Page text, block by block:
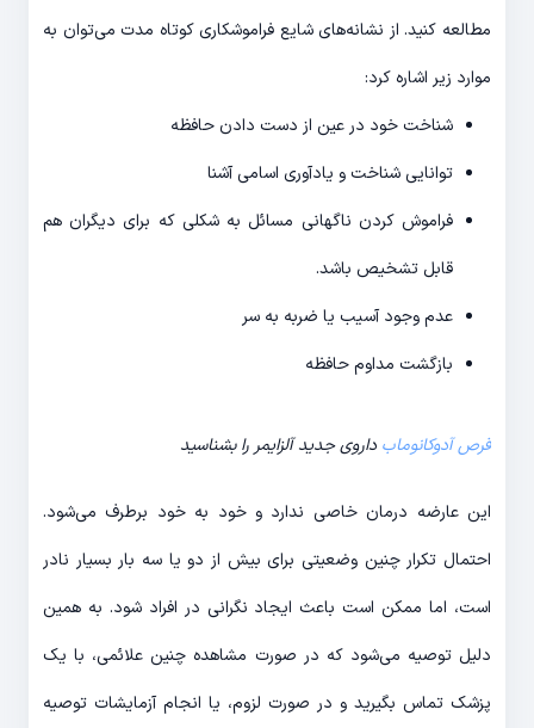
مطالعه کنید. از نشانه‌های شایع فراموشکاری کوتاه مدت می‌توان به
موارد زیر اشاره کرد:
شناخت خود در عین از دست دادن حافظه
توانایی شناخت و یادآوری اسامی آشنا
فراموش کردن ناگهانی مسائل به شکلی که برای دیگران هم
قابل تشخیص باشد.
عدم وجود آسیب یا ضربه به سر
بازگشت مداوم حافظه
قرص آدوکانوماب داروی جدید آلزایمر را بشناسید
این عارضه درمان خاصی ندارد و خود به خود برطرف می‌شود.
احتمال تکرار چنین وضعیتی برای بیش از دو یا سه بار بسیار نادر
است، اما ممکن است باعث ایجاد نگرانی در افراد شود. به همین
دلیل توصیه می‌شود که در صورت مشاهده چنین علائمی، با یک
پزشک تماس بگیرید و در صورت لزوم، یا انجام آزمایشات توصیه